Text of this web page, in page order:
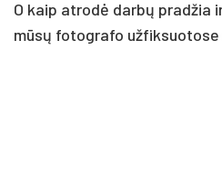
O kaip at­rodė darbų pra­džia
mūsų fo­tog­ra­fo už­fik­suo­to­se